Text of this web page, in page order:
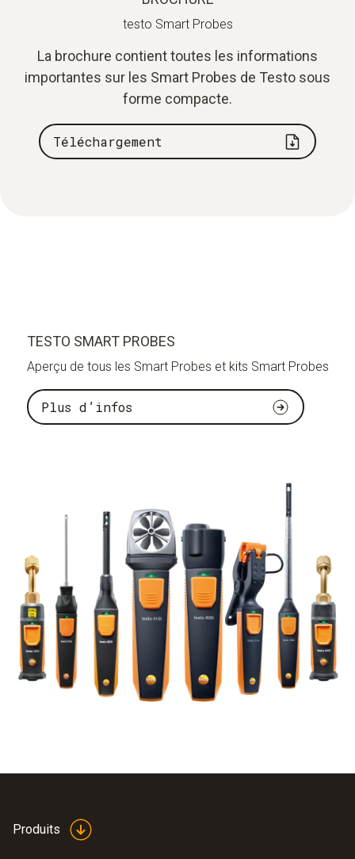
testo Smart Probes
La brochure contient toutes les informations
importantes sur les Smart Probes de Testo sous
forme compacte.
Téléchargement
TESTO SMART PROBES
Aperçu de tous les Smart Probes et kits Smart Probes
Plus d’infos
Produits